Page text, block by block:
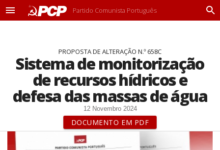
M
Partido Comunista Português
P
PROPOSTA DE ALTERAÇÃO N.º 658C
Sistema de monitorização
de recursos hídricos e
defesa das massas de água
12 Novembro 2024
DOCUMENTO EM PDF